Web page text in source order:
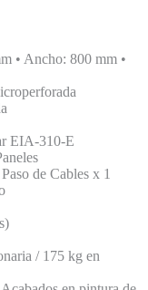
• Ancho: 800 mm •
EIA-310-E
de Cables x 1
/ 175 kg en